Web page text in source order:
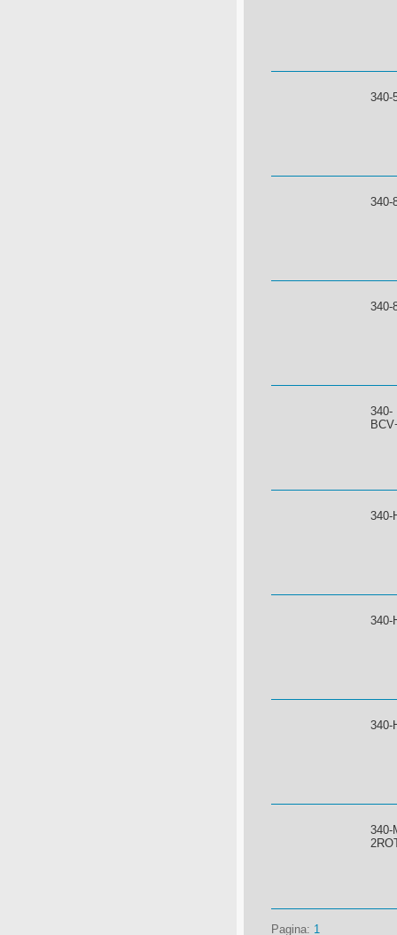
340-
340-
340-
340-
340-
340-
340-
340-
Pagina: 1